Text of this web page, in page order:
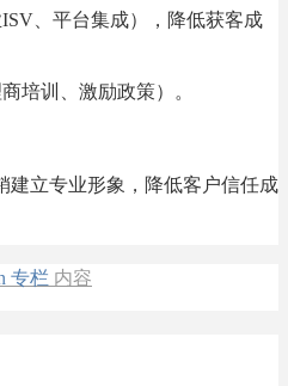
、平台集成），降低获客成
培训、激励政策）。
建立专业形象，降低客户信任成
专栏 内容